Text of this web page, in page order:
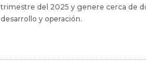
trimestre del 2025 y genere cerca de
desarrollo y operación.